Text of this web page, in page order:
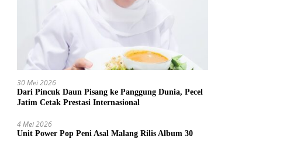
30 Mei 2026
Dari Pincuk Daun Pisang ke Panggung Dunia, Pecel
Jatim Cetak Prestasi Internasional
4 Mei 2026
Unit Power Pop Peni Asal Malang Rilis Album 30